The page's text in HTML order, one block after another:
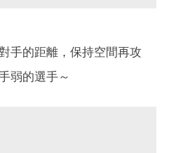
手的距離，保持空間再攻
弱的選手～